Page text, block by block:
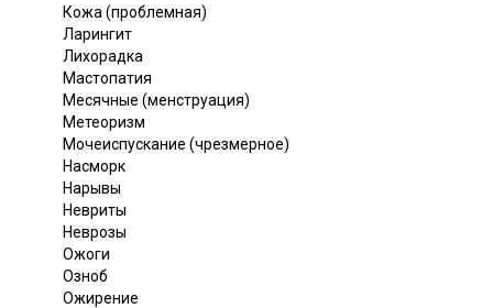
Кожа (проблемная)
Ларингит
Лихорадка
Мастопатия
Месячные (менструация)
Метеоризм
Мочеиспускание (чрезмерное)
Насморк
Нарывы
Невриты
Неврозы
Ожоги
Озноб
Ожирение